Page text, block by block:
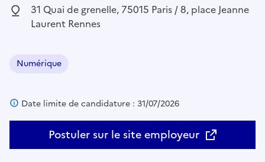
Localisation :
31 Quai de grenelle, 75015 Paris / 8, place Jeanne
Laurent Rennes
Domaine :
Numérique
Postuler sur le site employeur
Date limite de candidature : 31/07/2026